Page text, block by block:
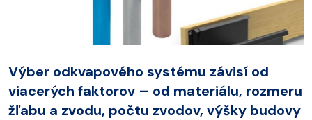
Výber odkvapového systému závisí od
viacerých faktorov – od materiálu, rozmeru
žľabu a zvodu, počtu zvodov, výšky budovy